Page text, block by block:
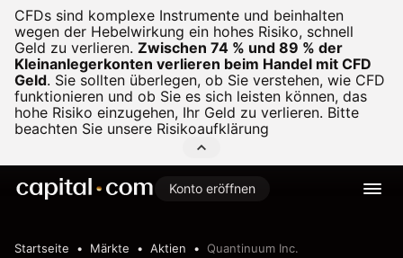
CFDs sind komplexe Instrumente und beinhalten
wegen der Hebelwirkung ein hohes Risiko, schnell
Geld zu verlieren. Zwischen 74 % und 89 % der
Kleinanlegerkonten verlieren beim Handel mit CFD
Geld. Sie sollten überlegen, ob Sie verstehen, wie CFD
funktionieren und ob Sie es sich leisten können, das
hohe Risiko einzugehen, Ihr Geld zu verlieren. Bitte
beachten Sie unsere Risikoaufklärung
Konto eröffnen
Startseite Märkte Aktien Quantinuum Inc.